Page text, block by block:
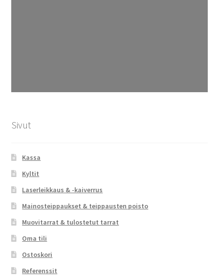
Sivut
Kassa
Kyltit
Laserleikkaus & -kaiverrus
Mainosteippaukset & teippausten poisto
Muovitarrat & tulostetut tarrat
Oma tili
Ostoskori
Referenssit